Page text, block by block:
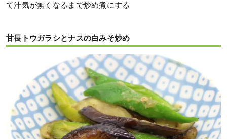
て汁気が無くなるまで炒め煮にする
甘長トウガラシとナスの白みそ炒め